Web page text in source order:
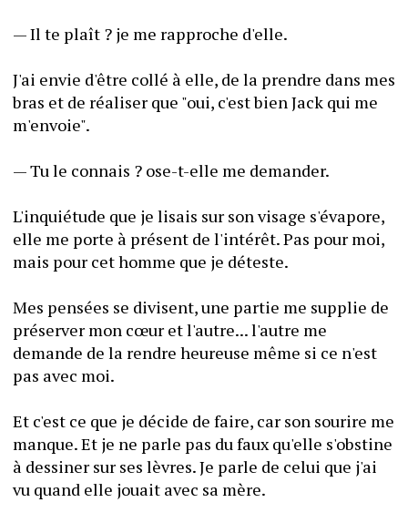
— Il te plaît ? je me rapproche d'elle.
J'ai envie d'être collé à elle, de la prendre dans mes
bras et de réaliser que "oui, c'est bien Jack qui me
m'envoie".
— Tu le connais ? ose-t-elle me demander.
L'inquiétude que je lisais sur son visage s'évapore,
elle me porte à présent de l'intérêt. Pas pour moi,
mais pour cet homme que je déteste.
Mes pensées se divisent, une partie me supplie de
préserver mon cœur et l'autre... l'autre me
demande de la rendre heureuse même si ce n'est
pas avec moi.
Et c'est ce que je décide de faire, car son sourire me
manque. Et je ne parle pas du faux qu'elle s'obstine
à dessiner sur ses lèvres. Je parle de celui que j'ai
vu quand elle jouait avec sa mère.